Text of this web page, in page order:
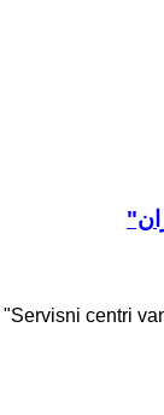
Servisni centri